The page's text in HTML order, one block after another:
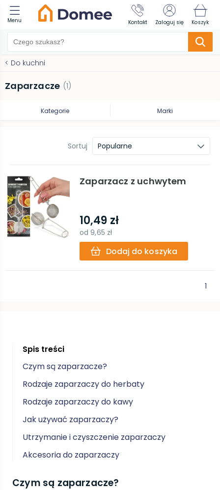
Menu Kontakt Zaloguj się Koszyk
< Do kuchni
Zaparzacze (1)
Kategorie Marki
Sortuj Popularne
Zaparzacz z uchwytem
10,49 zł
od9,65 zł
Dodaj do koszyka
1
Spis treści
Czym są zaparzacze?
Rodzaje zaparzaczy do herbaty
Rodzaje zaparzaczy do kawy
Jak używać zaparzaczy?
Utrzymanie i czyszczenie zaparzaczy
Akcesoria do zaparzaczy
Czym są zaparzacze?